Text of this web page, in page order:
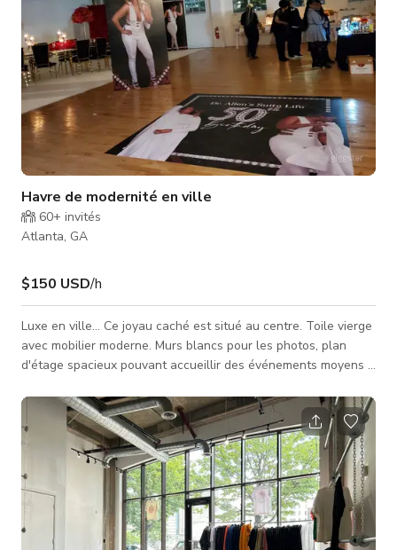
Havre de modernité en ville
60+ invités
Atlanta, GA
$150 USD/h
Luxe en ville... Ce joyau caché est situé au centre. Toile vierge
avec mobilier moderne. Murs blancs pour les photos, plan
d'étage spacieux pouvant accueillir des événements moyens à
rendre votre journée inoubliable. Tarifs spéciaux pour les
organisateurs d'événements et les fournisseurs. Idéal pour les
productions avec loge sur place. Options personnalisées pour
ceux qui recherchent un « guichet unique » ou n'hésitez pa